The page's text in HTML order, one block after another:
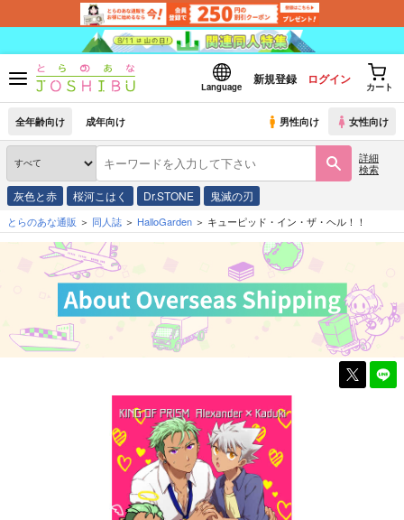
Language
新規登録 ログイン
カート
全年齢向け 成年向け 男性向け 女性向け
詳細
検索
灰色と赤 桜河こはく Dr.STONE 鬼滅の刃
とらのあな通販 同人誌 HalloGarden キューピッド・イン・ザ・ヘル！！